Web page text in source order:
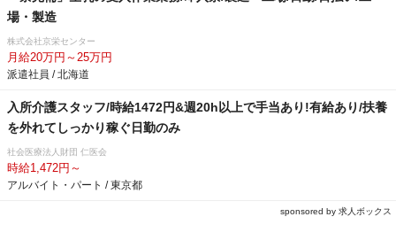
場・製造
株式会社京栄センター
月給20万円～25万円
派遣社員 / 北海道
入所介護スタッフ/時給1472円&週20h以上で手当あり!有給あり/扶養
を外れてしっかり稼ぐ日勤のみ
社会医療法人財団 仁医会
時給1,472円～
アルバイト・パート / 東京都
sponsored by 求人ボックス